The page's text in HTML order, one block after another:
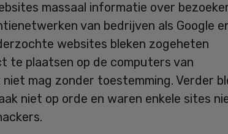
massaal informatie over
van bedrijven als Google
websites bleken zogeheten
te plaatsen op de computers van
mag zonder toestemming. Verder
niet op orde en waren enkele sites